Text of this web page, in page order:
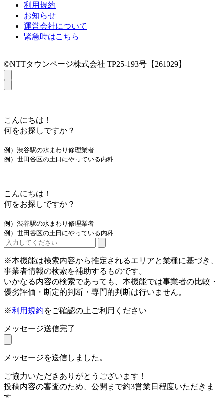
利用規約
お知らせ
運営会社について
緊急時はこちら
©NTTタウンページ株式会社 TP25-193号【261029】
こんにちは！
何をお探しですか？
例）渋谷駅の水まわり修理業者
例）世田谷区の土日にやっている内科
こんにちは！
何をお探しですか？
例）渋谷駅の水まわり修理業者
例）世田谷区の土日にやっている内科
※本機能は検索内容から推定されるエリアと業種に基づき、
事業者情報の検索を補助するものです。
いかなる内容の検索であっても、本機能では事業者の比較・
優劣評価・断定的判断・専門的判断は行いません。
※利用規約をご確認の上ご利用ください
メッセージ送信完了
メッセージを送信しました。
ご協力いただきありがとうございます！
投稿内容の審査のため、公開まで約3営業日程度いただきま